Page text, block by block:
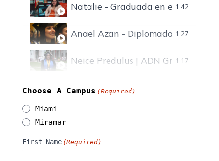
Natalie - Graduada en 1:42
Anael Azan - Diplomada en
1:27
Neice Predulus | ADN Graduate
1:17
Choose A Campus (Required)
Miami
Miramar
First Name (Required)